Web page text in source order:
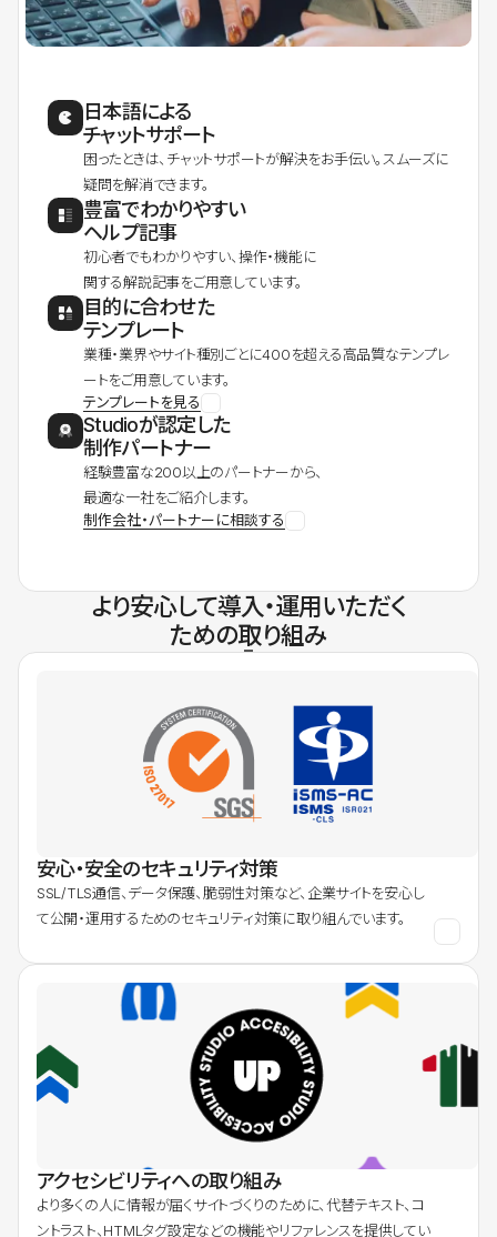
日本語による
チャットサポート
困ったときは、チャットサポートが解決をお手伝い。スムーズに
疑問を解消できます。
豊富でわかりやすい
ヘルプ記事
初心者でもわかりやすい、操作・機能に
関する解説記事をご用意しています。
目的に合わせた
テンプレート
業種・業界やサイト種別ごとに400を超える高品質なテンプレ
ートをご用意しています。
テンプレートを見る
Studioが認定した
制作パートナー
経験豊富な200以上のパートナーから、
最適な一社をご紹介します。
制作会社・パートナーに相談する
より安心して導入・運用いただく
ための取り組み
安心・安全のセキュリティ対策
SSL/TLS通信、データ保護、脆弱性対策など、企業サイトを安心し
て公開・運用するためのセキュリティ対策に取り組んでいます。
アクセシビリティへの取り組み
より多くの人に情報が届くサイトづくりのために、代替テキスト、コ
ントラスト、HTMLタグ設定などの機能やリファレンスを提供してい